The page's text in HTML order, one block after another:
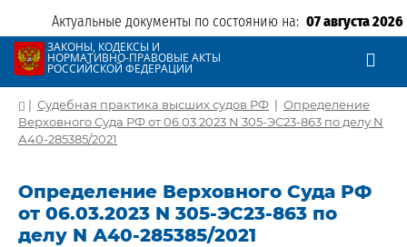
Актуальные документы по состоянию на: 07 августа 2026
ЗАКОНЫ, КОДЕКСЫ И
НОРМАТИВНО-ПРАВОВЫЕ АКТЫ
РОССИЙСКОЙ ФЕДЕРАЦИИ
| Судебная практика высших судов РФ | Определение
Верховного Суда РФ от 06.03.2023 N 305-ЭС23-863 по делу N
А40-285385/2021
Определение Верховного Суда РФ
от 06.03.2023 N 305-ЭС23-863 по
делу N А40-285385/2021